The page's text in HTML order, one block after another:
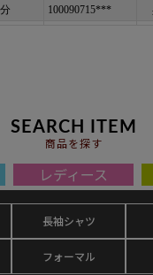
SEARCH ITEM
商品を探す
レディース
長袖シャツ
フォーマル